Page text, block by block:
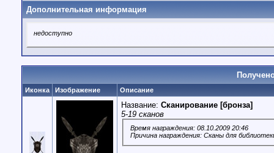
Дополнительная информация
недоступно
Иконка Изображение Описание
Название: Сканирование [бронза]
5-19 cканов
Время награждения: 08.10.2009 20:46
Причина награждения: Сканы для